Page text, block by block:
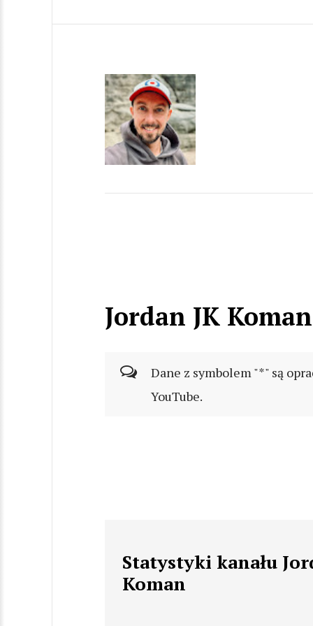
Jordan JK Koman
Dane z symbolem "*" są
YouTube.
Statystyki kanału
Koman